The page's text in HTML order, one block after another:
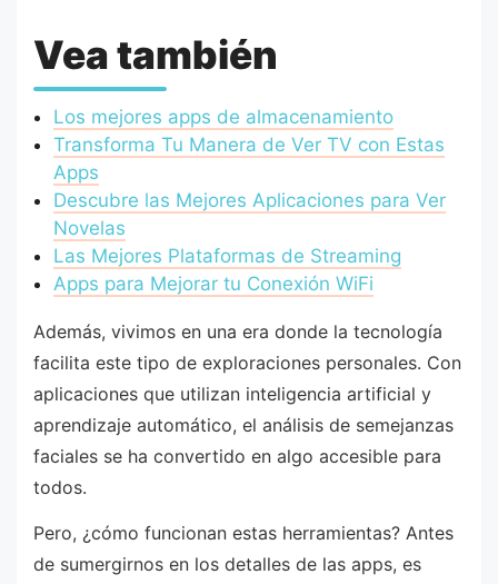
Vea también
Los mejores apps de almacenamiento
Transforma Tu Manera de Ver TV con Estas
Apps
Descubre las Mejores Aplicaciones para Ver
Novelas
Las Mejores Plataformas de Streaming
Apps para Mejorar tu Conexión WiFi
Además, vivimos en una era donde la tecnología
facilita este tipo de exploraciones personales. Con
aplicaciones que utilizan inteligencia artificial y
aprendizaje automático, el análisis de semejanzas
faciales se ha convertido en algo accesible para
todos.
Pero, ¿cómo funcionan estas herramientas? Antes
de sumergirnos en los detalles de las apps, es